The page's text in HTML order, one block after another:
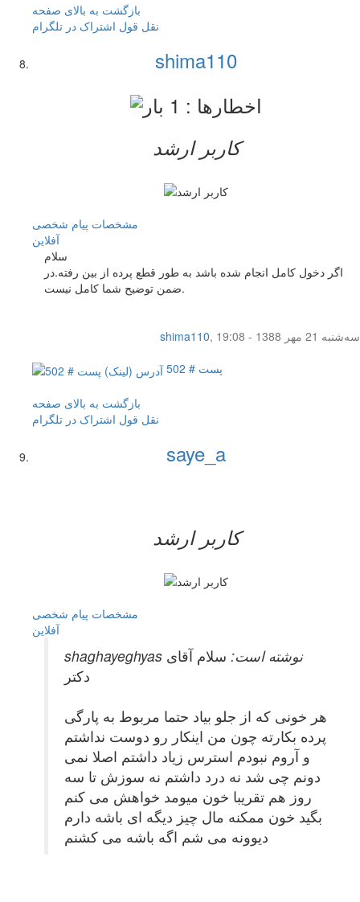
بازگشت به بالای صفحه
نقل قول اشتراک در تلگرام
shima110
کاربر ارشد
مشخصات پیام شخصی
آفلاين
سلام
اگر دخول کامل انجام شده باشد به طور قطع پرده از بین رفته.در
ضمن توضیح شما کامل نیست.
shima110,
سه‌شنبه 21 مهر 1388 - 19:08
پست # 502
بازگشت به بالای صفحه
نقل قول اشتراک در تلگرام
saye_a
کاربر ارشد
مشخصات پیام شخصی
آفلاين
shaghayeghyas نوشته است: سلام آقای
دکتر
هر خونی که از جلو بیاد حتما مربوط به پارگی
پرده بکارته چون من اینکار رو دوست نداشتم
و آروم نبودم استرس زیاد داشتم اصلا نمی
دونم چی شد نه درد داشتم نه سوزش تا سه
روز هم تقریبا خون میومد خواهش می کنم
بگید خون ممکنه مال چیز دیگه ای باشه دارم
دیوونه می شم اگه باشه می کشنم